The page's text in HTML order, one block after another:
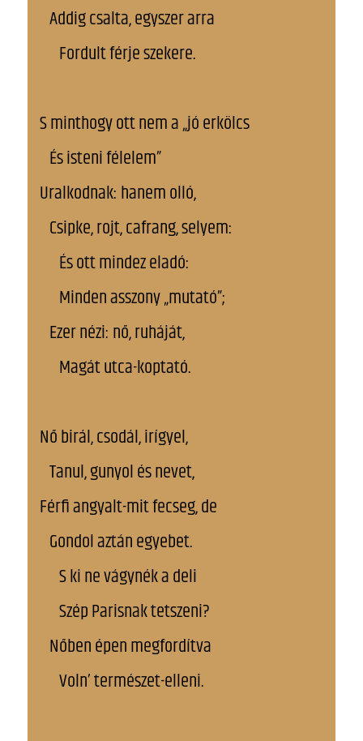
Addig csalta, egyszer arra
Fordult férje szekere.
S minthogy ott nem a „jó erkölcs
És isteni félelem”
Uralkodnak: hanem olló,
Csipke, rojt, cafrang, selyem:
És ott mindez eladó:
Minden asszony „mutató”;
Ezer nézi: nő, ruháját,
Magát utca-koptató.
Nő birál, csodál, irígyel,
Tanul, gunyol és nevet,
Férfi angyalt-mit fecseg, de
Gondol aztán egyebet.
S ki ne vágynék a deli
Szép Parisnak tetszeni?
Nőben épen megfordítva
Voln’ természet-elleni.